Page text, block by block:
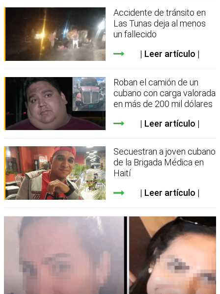
Accidente de tránsito en
Las Tunas deja al menos
un fallecido
Leer artículo
Roban el camión de un
cubano con carga valorada
en más de 200 mil dólares
Leer artículo
Secuestran a joven cubano
de la Brigada Médica en
Haití
Leer artículo